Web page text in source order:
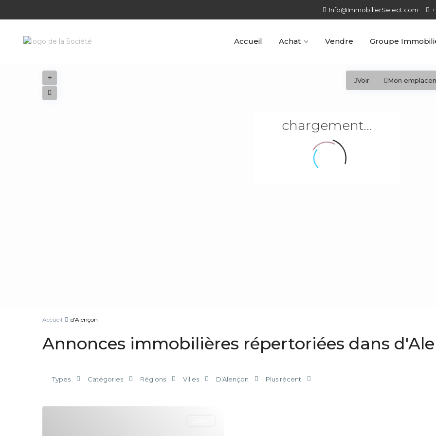
Info@ImmobilierSelect.com
Accueil Achat Vendre Groupe
chargement...
Voir Mon
Accueil d'Alençon
Annonces immobilières répertoriées dans
Types Catégories Régions Villes D'Alençon Plus récent